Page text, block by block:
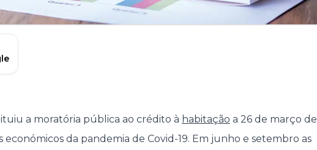
a moratória pública ao crédito à habitação a 26 de março de
da pandemia de Covid-19. Em junho e setembro as